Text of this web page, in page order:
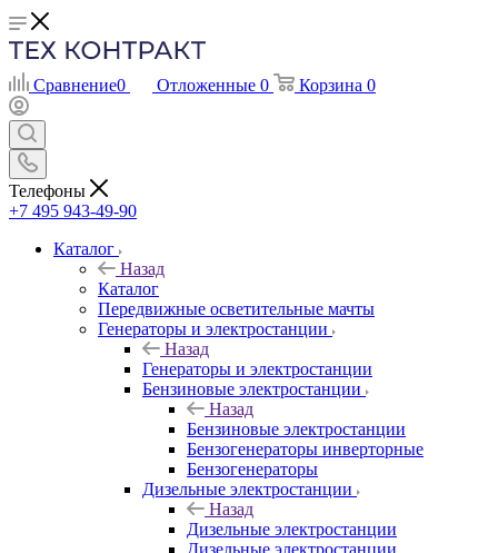
Сравнение0 Отложенные 0 Корзина 0
Телефоны
+7 495 943-49-90
Каталог
Назад
Каталог
Передвижные осветительные мачты
Генераторы и электростанции
Назад
Генераторы и электростанции
Бензиновые электростанции
Назад
Бензиновые электростанции
Бензогенераторы инверторные
Бензогенераторы
Дизельные электростанции
Назад
Дизельные электростанции
Дизельные электростанции